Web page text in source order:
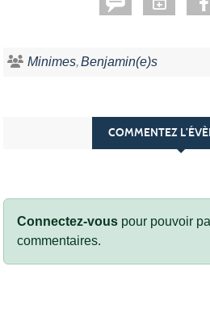
Minimes Benjamin(e)s
COMMENTEZ
Connectez-vous pour pouvoir
commentaires.